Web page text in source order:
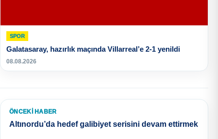
SPOR
Galatasaray, hazırlık maçında Villarreal’e 2-1 yenildi
08.08.2026
ÖNCEKI HABER
Altınordu’da hedef galibiyet serisini devam ettirmek